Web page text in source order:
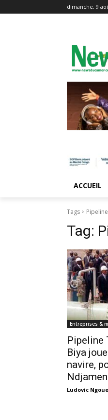
dimanche, 9
ACCUEIL
Tags
Tag:
Entreprises &
Pipeline
Biya
navire,
Ludovic